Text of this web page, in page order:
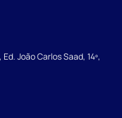
João Carlos Saad, 14º,